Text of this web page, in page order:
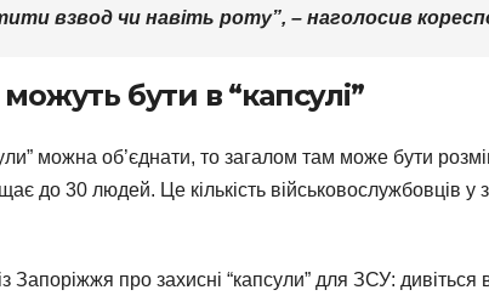
взвод чи навіть роту”, – наголосив
бути в “капсулі”
можна об’єднати, то загалом там може бути
до 30 людей. Це кількість військовослужбовців
Запоріжжя про захисні “капсули” для ЗСУ: дивіться